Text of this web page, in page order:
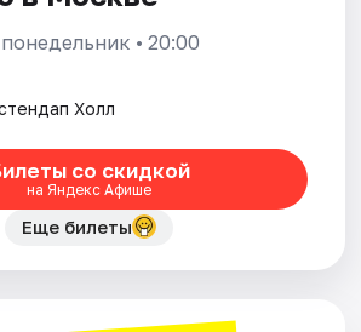
понедельник • 20:00
Холл
со скидкой
на Яндекс Афише
Еще билеты